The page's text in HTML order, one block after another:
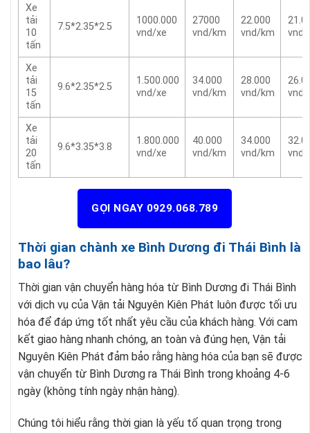
Xe
tải
10
tấn
7.5*2.35*2.5
1000.000
vnd/xe
27000
vnd/km
22.000
vnd/km
vnd/
Xe
tải
15
tấn
9.6*2.35*2.5
1.500.000
vnd/xe
34.000
vnd/km
28.000
vnd/km
vnd/
Xe
tải
20
tấn
9.6*3.35*3.8
1.800.000
vnd/xe
40.000
vnd/km
34.000
vnd/km
vnd/
GỌI NGAY 0929.068.789
Thời gian chành xe Bình Dương đi Thái Bình là
bao lâu?
Thời gian vận chuyển hàng hóa từ Bình Dương đi Thái Bình
với dịch vụ của Vận tải Nguyên Kiên Phát luôn được tối ưu
hóa để đáp ứng tốt nhất yêu cầu của khách hàng. Với cam
kết giao hàng nhanh chóng, an toàn và đúng hẹn, Vận tải
Nguyên Kiên Phát đảm bảo rằng hàng hóa của bạn sẽ được
vận chuyển từ Bình Dương ra Thái Bình trong khoảng 4-6
ngày (không tính ngày nhận hàng).
Chúng tôi hiểu rằng thời gian là yếu tố quan trọng trong